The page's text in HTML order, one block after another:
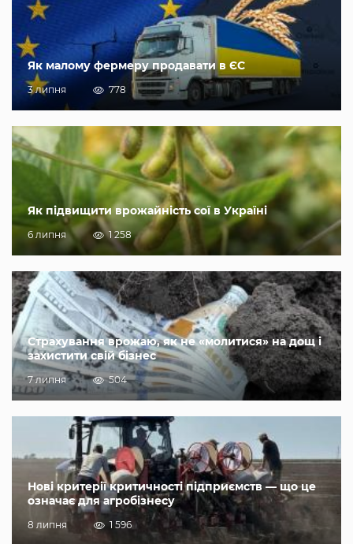
Як малому фермеру продавати в ЄС
3 липня 778
Як підвищити врожайність сої в Україні
6 липня 1 258
Страхування врожаю, як не «молитися» на дощ і
захистити свій бізнес
7 липня 504
Нові критерії критичності підприємств — що це
означає для агробізнесу
8 липня 1 596